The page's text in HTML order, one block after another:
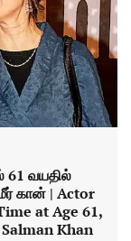
61 வயதில்
கான் | Actor
at Age 61,
Khan